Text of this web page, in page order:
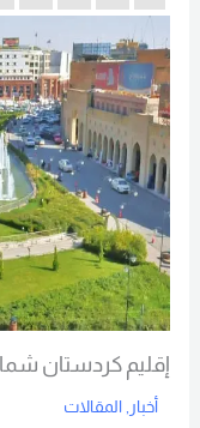
إقليم كردستان
أخبار المقالات